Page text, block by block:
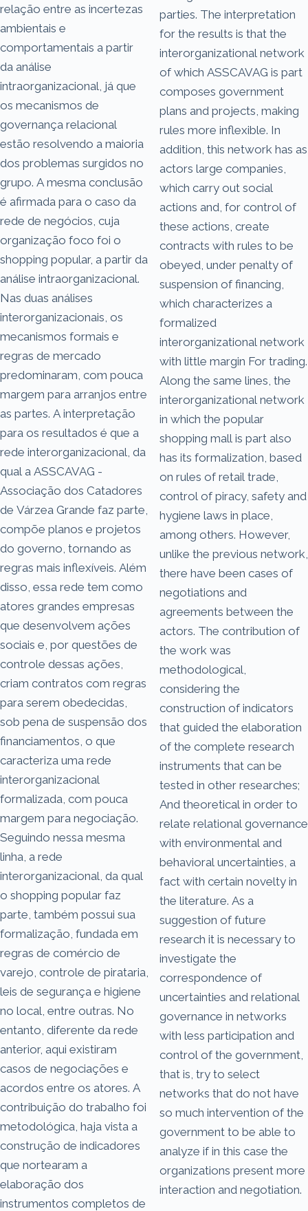
relação entre as incertezas
ambientais e
comportamentais a partir
da análise
intraorganizacional, já que
os mecanismos de
governança relacional
estão resolvendo a maioria
dos problemas surgidos no
grupo. A mesma conclusão
é afirmada para o caso da
rede de negócios, cuja
organização foco foi o
shopping popular, a partir da
análise intraorganizacional.
Nas duas análises
interorganizacionais, os
mecanismos formais e
regras de mercado
predominaram, com pouca
margem para arranjos entre
as partes. A interpretação
para os resultados é que a
rede interorganizacional, da
qual a ASSCAVAG -
Associação dos Catadores
de Várzea Grande faz parte,
compõe planos e projetos
do governo, tornando as
regras mais inflexíveis. Além
disso, essa rede tem como
atores grandes empresas
que desenvolvem ações
sociais e, por questões de
controle dessas ações,
criam contratos com regras
para serem obedecidas,
sob pena de suspensão dos
financiamentos, o que
caracteriza uma rede
interorganizacional
formalizada, com pouca
margem para negociação.
Seguindo nessa mesma
linha, a rede
interorganizacional, da qual
o shopping popular faz
parte, também possui sua
formalização, fundada em
regras de comércio de
varejo, controle de pirataria,
leis de segurança e higiene
no local, entre outras. No
entanto, diferente da rede
anterior, aqui existiram
casos de negociações e
acordos entre os atores. A
contribuição do trabalho foi
metodológica, haja vista a
construção de indicadores
que nortearam a
elaboração dos
instrumentos completos de
parties. The interpretation
for the results is that the
interorganizational network
of which ASSCAVAG is part
composes government
plans and projects, making
rules more inflexible. In
addition, this network has as
actors large companies,
which carry out social
actions and, for control of
these actions, create
contracts with rules to be
obeyed, under penalty of
suspension of financing,
which characterizes a
formalized
interorganizational network
with little margin For trading.
Along the same lines, the
interorganizational network
in which the popular
shopping mall is part also
has its formalization, based
on rules of retail trade,
control of piracy, safety and
hygiene laws in place,
among others. However,
unlike the previous network,
there have been cases of
negotiations and
agreements between the
actors. The contribution of
the work was
methodological,
considering the
construction of indicators
that guided the elaboration
of the complete research
instruments that can be
tested in other researches;
And theoretical in order to
relate relational governance
with environmental and
behavioral uncertainties, a
fact with certain novelty in
the literature. As a
suggestion of future
research it is necessary to
investigate the
correspondence of
uncertainties and relational
governance in networks
with less participation and
control of the government,
that is, try to select
networks that do not have
so much intervention of the
government to be able to
analyze if in this case the
organizations present more
interaction and negotiation.